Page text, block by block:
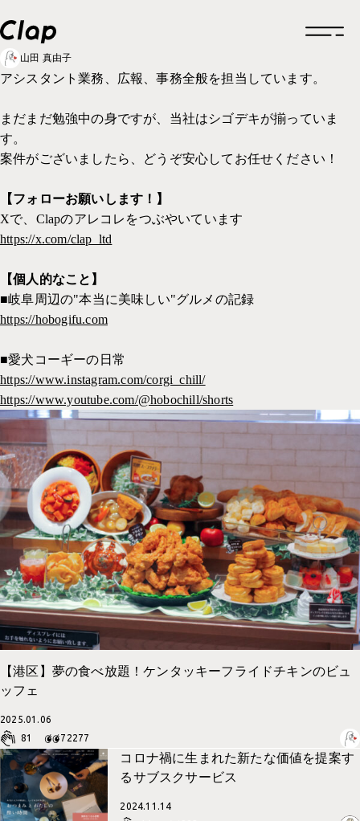
企業概要
採用情報
お知らせ
働きかた
考えかた
ブランディング
制作実績
制作実績一覧
クリエイティブ
ブランドサイト
採用サイト
コーポレートサイト
WEBデザイン
UI・UX 設計
グラフィックデザイン
パッケージデザイン
イラスト
インタラクティブコンテンツ
メディア運用
福利厚生
福利厚生一覧
福利厚生
グルメ
社内の取り組み一覧
イベント
PP
考えかた
山田 真由子
アシスタント業務、広報、事務全般を担当しています。
まだまだ勉強中の身ですが、当社はシゴデキが揃っていま
す。
案件がございましたら、どうぞ安心してお任せください！
【フォローお願いします！】
Xで、Clapのアレコレをつぶやいています
https://x.com/clap_ltd
【個人的なこと】
■岐阜周辺の"本当に美味しい"グルメの記録
https://hobogifu.com
■愛犬コーギーの日常
https://www.instagram.com/corgi_chill/
https://www.youtube.com/@hobochill/shorts
【港区】夢の食べ放題！ケンタッキーフライドチキンのビュ
ッフェ
2025.01.06
81
72277
コロナ禍に生まれた新たな価値を提案す
るサブスクサービス
2024.11.14